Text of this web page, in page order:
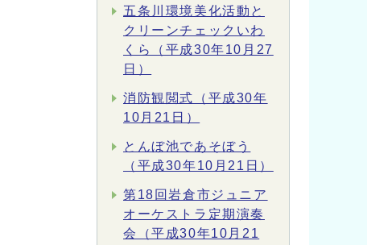
五条川環境美化活動と
クリーンチェックいわ
くら（平成30年10月27
日）
消防観閲式（平成30年
10月21日）
とんぼ池であそぼう
（平成30年10月21日）
第18回岩倉市ジュニア
オーケストラ定期演奏
会（平成30年10月21